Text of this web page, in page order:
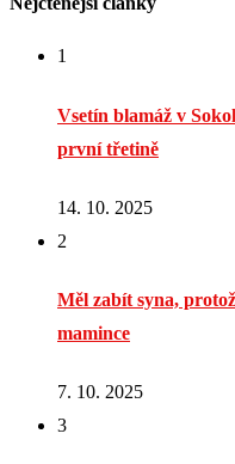
1
Vsetín blamáž v
první třetině
14. 10. 2025
2
Měl zabít syna,
mamince
7. 10. 2025
3